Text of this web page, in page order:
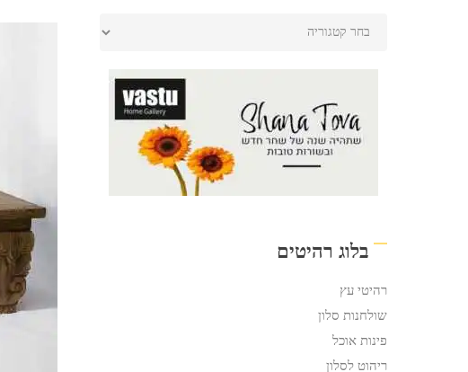
בלוג רהיטים
רהיטי עץ
שולחנות סלון
פינות אוכל
ריהוט לסלון